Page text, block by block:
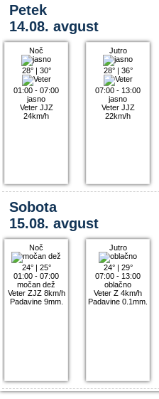
Petek
14.08. avgust
Noč
28°| 30°
01:00 - 07:00
jasno
Veter JJZ
24km/h
Jutro
28°| 36°
07:00 - 13:00
jasno
Veter JJZ
22km/h
Sobota
15.08. avgust
Noč
24°| 25°
01:00 - 07:00
močan dež
Veter ZJZ 8km/h
Padavine 9mm.
Jutro
24°| 29°
07:00 - 13:00
oblačno
Veter Z 4km/h
Padavine 0.1mm.